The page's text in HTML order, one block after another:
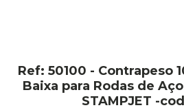
Ref: 50100 - Contrapeso
Baixa para Rodas de
STAMPJET -